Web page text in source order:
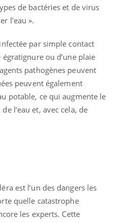
de bactéries et de virus
l’eau ».
par simple contact
égratignure ou d’une plaie
pathogènes peuvent
peuvent également
potable, ce qui augmente le
l’eau et, avec cela, de
est l’un des dangers les
quelle catastrophe
les experts. Cette